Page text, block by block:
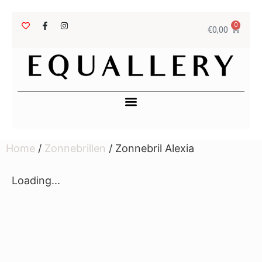
€0,00 0
Home / Zonnebrillen / Zonnebril Alexia
Loading...